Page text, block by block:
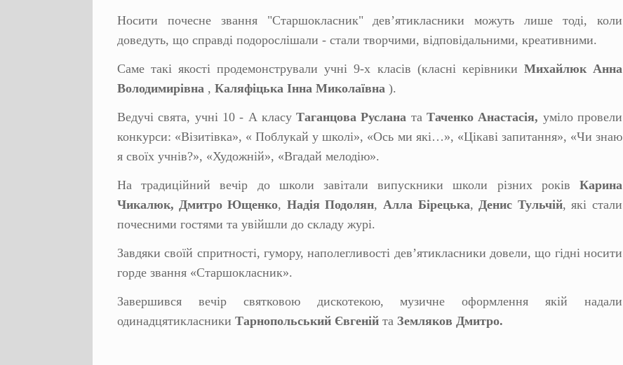
Носити почесне звання "Старшокласник" дев’ятикласники можуть лише тоді, коли
доведуть, що справді подорослішали - стали творчими, відповідальними, креативними.
Саме такі якості продемонстрували учні 9-х класів (класні керівники Михайлюк Анна
Володимирівна , Каляфіцька Інна Миколаївна ).
Ведучі свята, учні 10 - А класуТаганцова Руслана таТаченко Анастасія, уміло провели
конкурси: «Візитівка», « Поблукай у школі», «Ось ми які…», «Цікаві запитання», «Чи знаю
я своїх учнів?», «Художній», «Вгадай мелодію».
На традиційний вечір до школи завітали випускники школи різних років Карина
Чикалюк, Дмитро Ющенко, Надія Подолян, Алла Бірецька, Денис Тульчій, які стали
почесними гостями та увійшли до складу журі.
Завдяки своїй спритності, гумору, наполегливості дев’ятикласники довели, що гідні носити
горде звання «Старшокласник».
Завершився вечір святковою дискотекою, музичне оформлення якій надали
одинадцятикласники Тарнопольський Євгеній та Земляков Дмитро.